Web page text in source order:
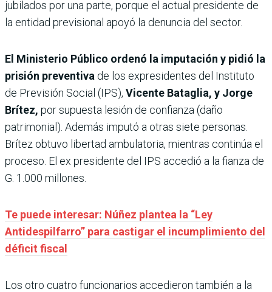
jubilados por una parte, porque el actual presidente de
la entidad previsional apoyó la denuncia del sector.
El Ministerio Público ordenó la imputación y pidió la
prisión preventiva de los expresidentes del Instituto
de Previsión Social (IPS), Vicente Bataglia, y Jorge
Brítez, por supuesta lesión de confianza (daño
patrimonial). Además imputó a otras siete personas.
Brítez obtuvo libertad ambulatoria, mientras continúa el
proceso. El ex presidente del IPS accedió a la fianza de
G. 1.000 millones.
Te puede interesar: Núñez plantea la “Ley
Antidespilfarro” para castigar el incumplimiento del
déficit fiscal
Los otro cuatro funcionarios accedieron también a la